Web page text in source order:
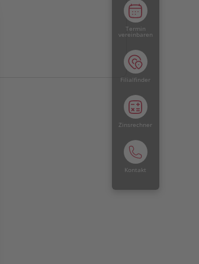
Termin
vereinbaren
Filialfinder
Zinsrechner
Kontakt